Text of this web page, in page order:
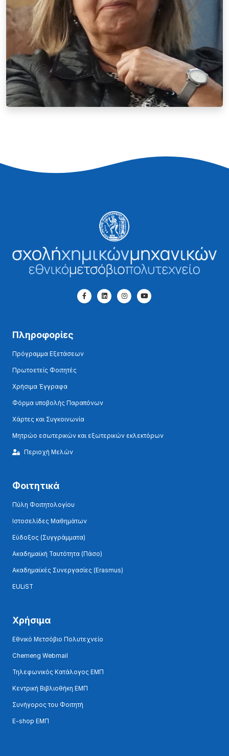
Πληροφορίες
Πρόγραμμα Εξετάσεων
Πρωτοετείς Φοιτητές
Χρήσιμα Έγγραφα
Φόρμα υποβολής Παραπόνων
Χάρτες και Συγκοινωνία
Μητρώο εσωτερικών και εξωτερικών εκλεκτόρων
Περιοχή Μελών
Φοιτητικά
Πύλη Φοιτητολογίου
Ιστοσελίδες Μαθημάτων
Εύδοξος (Συγγράμματα)
Ακαδημαϊκή Ταυτότητα (Πάσο)
Ακαδημαϊκές Συνεργασίες (Erasmus)
EULiST
Χρήσιμα
Εθνικό Μετσόβιο Πολυτεχνείο
Chemeng Webmail
Τηλεφωνικός Κατάλογος ΕΜΠ
Κεντρική Βιβλιοθήκη ΕΜΠ
Συνήγορος του Φοιτητή
E-shop ΕΜΠ